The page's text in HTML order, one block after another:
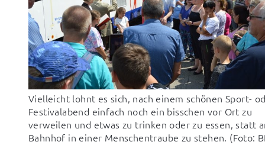
Vielleicht lohnt es sich, nach einem schönen Sport-
Festivalabend einfach noch ein bisschen vor Ort zu
verweilen und etwas zu trinken oder zu essen, statt
Bahnhof in einer Menschentraube zu stehen. (Foto: